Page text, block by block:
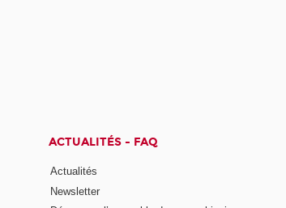
ACTUALITÉS - FAQ
Actualités
Newsletter